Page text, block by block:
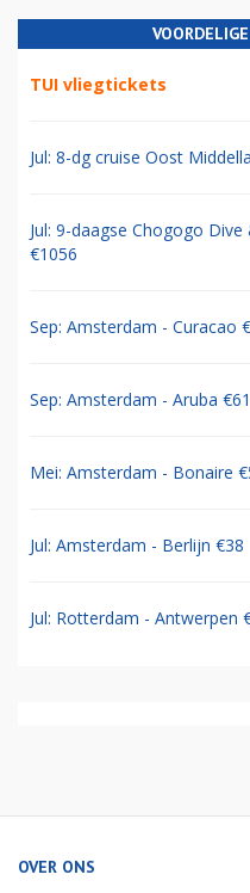
TUI vliegtickets
Jul: 8-dg cruise Oost
Jul: 9-daagse Chogogo
€1056
Sep: Amsterdam - Curacao
Sep: Amsterdam - Aruba
Mei: Amsterdam - Bonaire
Jul: Amsterdam - Berlijn €38
Jul: Rotterdam - Antwerpen
OVER ONS